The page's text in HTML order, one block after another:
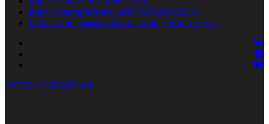
Курс «Альтернатива-АНТИКЛАССИКА»
Бизнес программа «Открыть кофейню с нуля»
СТАТЬ СПИКЕРОМ